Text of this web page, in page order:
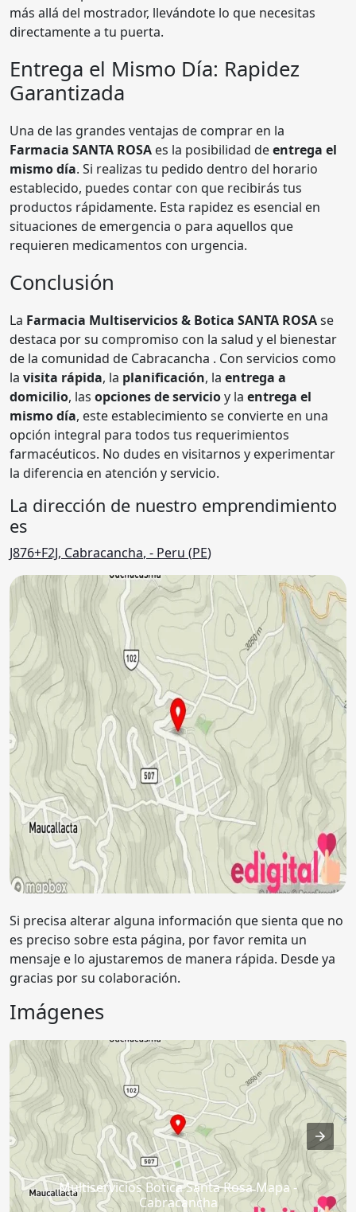
más allá del mostrador, llevándote lo que necesitas
directamente a tu puerta.
Entrega el Mismo Día: Rapidez
Garantizada
Una de las grandes ventajas de comprar en la
Farmacia SANTA ROSA es la posibilidad deentrega el
mismo día. Si realizas tu pedido dentro del horario
establecido, puedes contar con que recibirás tus
productos rápidamente. Esta rapidez es esencial en
situaciones de emergencia o para aquellos que
requieren medicamentos con urgencia.
Conclusión
La Farmacia Multiservicios & Botica SANTA ROSAse
destaca por su compromiso con la salud y el bienestar
de la comunidad de Cabracancha . Con servicios como
la visita rápida, la planificación, la entrega a
domicilio, las opciones de servicioy la entrega el
mismo día, este establecimiento se convierte en una
opción integral para todos tus requerimientos
farmacéuticos. No dudes en visitarnos y experimentar
la diferencia en atención y servicio.
La dirección de nuestro emprendimiento
es
J876+F2J, Cabracancha, - Peru (PE)
Si precisa alterar alguna información que sienta que no
es preciso sobre esta página, por favor remita un
mensaje e lo ajustaremos de manera rápida. Desde ya
gracias por su colaboración.
Imágenes
Multiservicios Botica Santa Rosa Mapa -
Cabracancha